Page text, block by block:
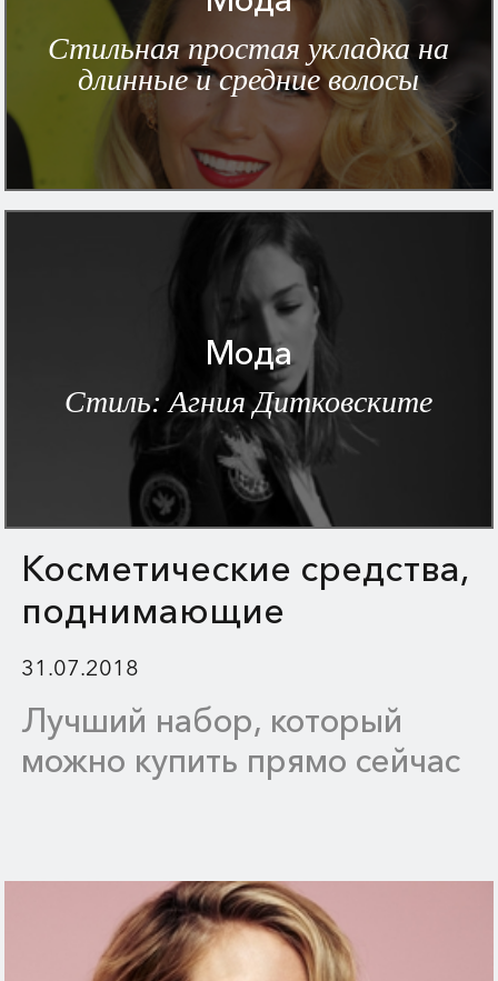
Стильная простая укладка на
длинные и средние волосы
Мода
Стиль: Агния Дитковските
Косметические средства,
поднимающие
настроения
31.07.2018
Лучший набор, который
можно купить прямо сейчас